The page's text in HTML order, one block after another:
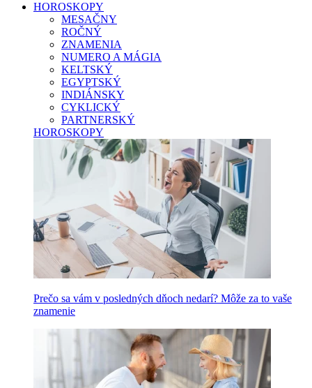
HOROSKOPY
MESAČNY
ROČNÝ
ZNAMENIA
NUMERO A MÁGIA
KELTSKÝ
EGYPTSKÝ
INDIÁNSKY
CYKLICKÝ
PARTNERSKÝ
HOROSKOPY
Prečo sa vám v posledných dňoch nedarí? Môže za to vaše
znamenie